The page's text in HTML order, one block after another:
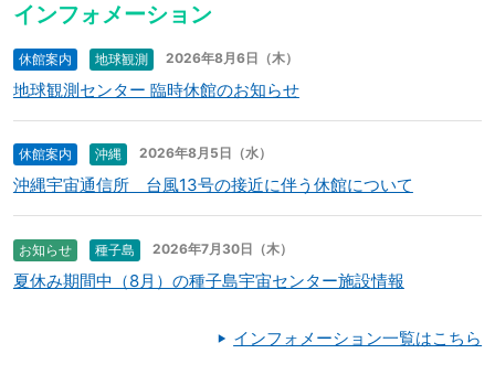
インフォメーション
休館案内 地球観測 2026年8月6日（木）
地球観測センター 臨時休館のお知らせ
休館案内 沖縄 2026年8月5日（水）
沖縄宇宙通信所 台風13号の接近に伴う休館について
お知らせ 種子島 2026年7月30日（木）
夏休み期間中（8月）の種子島宇宙センター施設情報
インフォメーション一覧はこちら